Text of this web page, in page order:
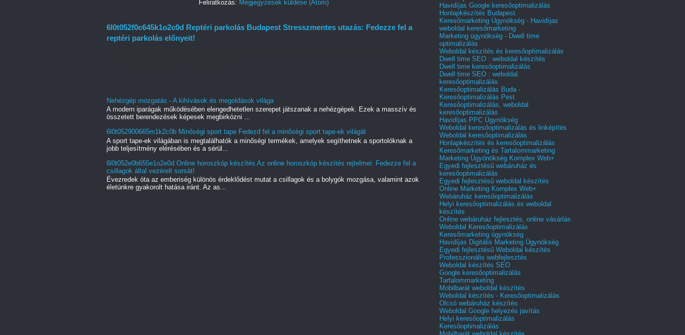
Feliratkozás: Megjegyzések küldése (Atom)
6l0t052f0c645k1o2c0d Reptéri parkolás Budapest Stresszmentes utazás: Fedezze fel a
reptéri parkolás előnyeit!
Nehézgép mozgatás - A kihívások és megoldások világa
A modern iparágak működésében elengedhetetlen szerepet játszanak a nehézgépek. Ezek a masszív és
összetett berendezések képesek megbirkózni ...
6l0t052900665m1k2c0b Minőségi sport tape Fedezd fel a minőségi sport tape-ek világát
A sport tape-ek világában is megtalálhatók a minőségi termékek, amelyek segíthetnek a sportolóknak a
jobb teljesítmény elérésében és a sérül...
6l0t052e0b655e1o2e0d Online horoszkóp készítés Az online horoszkóp készítés rejtelmei: Fedezze fel a
csillagok által vezérelt sorsát!
Évezredek óta az emberiség különös érdeklődést mutat a csillagok és a bolygók mozgása, valamint azok
életünkre gyakorolt hatása iránt. Az as...
Havidíjas Google keresőoptimalizálás
Honlapkészítés Budapest
Keresőmarketing Ügynökség - Havidíjas
weboldal keresőmarketing
Marketing ügynökség - Dwell time
optimalizálás
Weboldal készítés és keresőoptimalizálás
Dwell time SEO : weboldal készítés
Dwell time keresőoptimalizálás
Dwell time SEO : weboldal
keresőoptimalizálás
Keresőoptimalizálás Buda -
Keresőoptimalizálás Pest
Keresőoptimalizálás, weboldal
keresőoptimalizálás
Havidíjas PPC Ügynökség
Weboldal keresőoptimalizálás és linképítés
Weboldal keresőoptimalizálás
Honlapkészítés és keresőoptimalizálás
Keresőmarketing és Tartalommarketing
Marketing Ügyönökség Komplex Web+
Egyedi fejlesztésű webáruház és
keresőoptimalizálás
Egyedi fejlesztésű weboldal készítés
Online Marketing Komplex Web+
Webáruház keresőoptimalizálás
Helyi keresőoptimalizálás és weboldal
készítés
Online webáruház fejlesztés, online vásárlás
Weboldal Keresőoptimalizálás
Keresőmarketing ügynökség
Havidíjas Digitális Marketing Ügynökség
Egyedi fejlesztésű Weboldal készítés
Professzionális webfejlesztés
Weboldal készítés SEO
Google keresőoptimalizálás
Tartalommarketing
Mobilbarát weboldal készítés
Weboldal készítés - Keresőoptimalizálás
Olcsó webáruház készítés
Weboldal Google helyezés javítás
Helyi keresőoptimalizálás
Keresőoptimalizálás
Mobilbarát weboldal készítés